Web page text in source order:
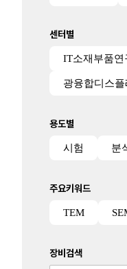
센터별
IT소재부품연
광융합디스
용도별
시험 분
주요키워드
TEM
장비검색